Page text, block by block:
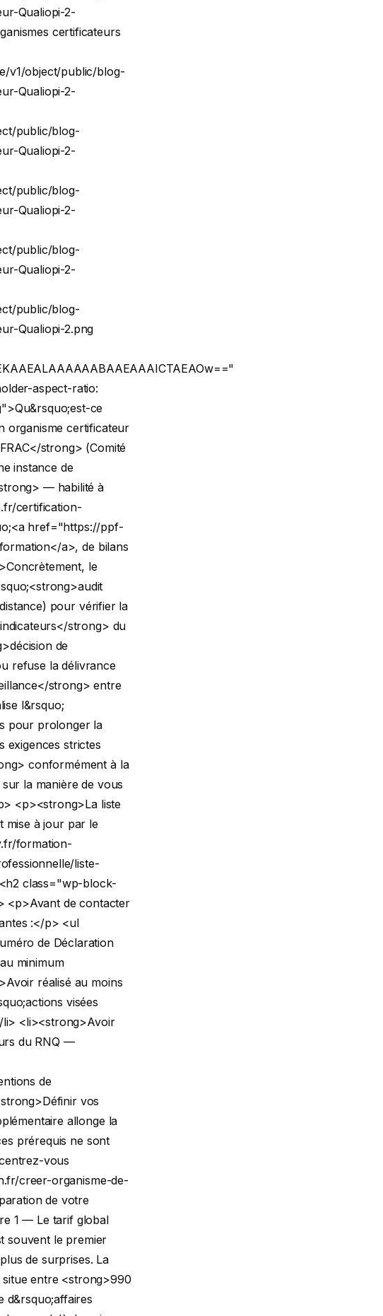
Qualiopi-2-
certificateurs
v1/object/public/blog-
Qualiopi-2-
public/blog-
Qualiopi-2-
public/blog-
Qualiopi-2-
public/blog-
Qualiopi-2-
public/blog-
Qualiopi-2.png
aspect-ratio:
ce
organisme certificateur
strong> (Comité
instance de
— habilité à
certification-
href="https://ppf-
a>, de bilans
le
pour vérifier la
strong> du
de
refuse la délivrance
strong> entre
l&rsquo;
pour prolonger la
exigences strictes
conformément à la
la manière de vous
<p><strong>La liste
mise à jour par le
formation-
liste-
<h2 class="wp-block-
<p>Avant de contacter
:</p> <ul
de Déclaration
minimum
réalisé au moins
visées
li> <li><strong>Avoir
du RNQ —
de
vos
allonge la
prérequis ne sont
vous
creer-organisme-de-
de votre
1 — Le tarif global
souvent le premier
de surprises. La
entre <strong>990